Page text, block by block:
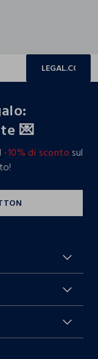
💌
-10% di sconto sul